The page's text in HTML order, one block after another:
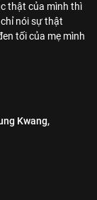
thật của mình thì
nói sự thật
tối của mẹ mình
Kwang,